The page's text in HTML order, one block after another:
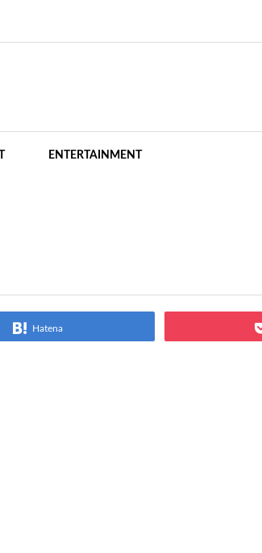
ENTERTAINMENT
Hatena